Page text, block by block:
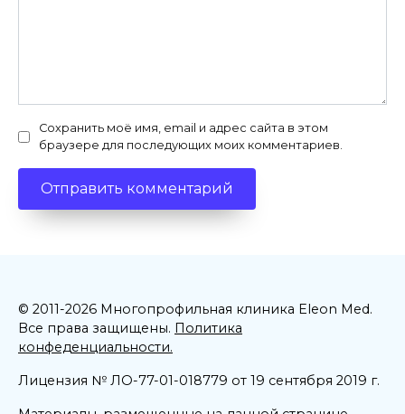
Сохранить моё имя, email и адрес сайта в этом
браузере для последующих моих комментариев.
© 2011-2026 Многопрофильная клиника Eleon Med.
Все права защищены. Политика
конфеденциальности.
Лицензия № ЛО-77-01-018779 от 19 сентября 2019 г.